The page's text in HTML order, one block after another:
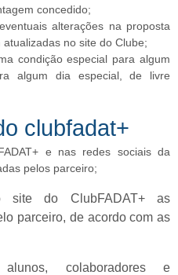
concedido;
alterações na proposta
no site do Clube;
condição especial para algum
algum dia especial, de livre
clubfadat+​
e nas redes sociais da
pelos parceiro;
site do ClubFADAT+ as
parceiro, de acordo com as
colaboradores e